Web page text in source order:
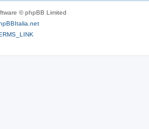
© phpBB Limited